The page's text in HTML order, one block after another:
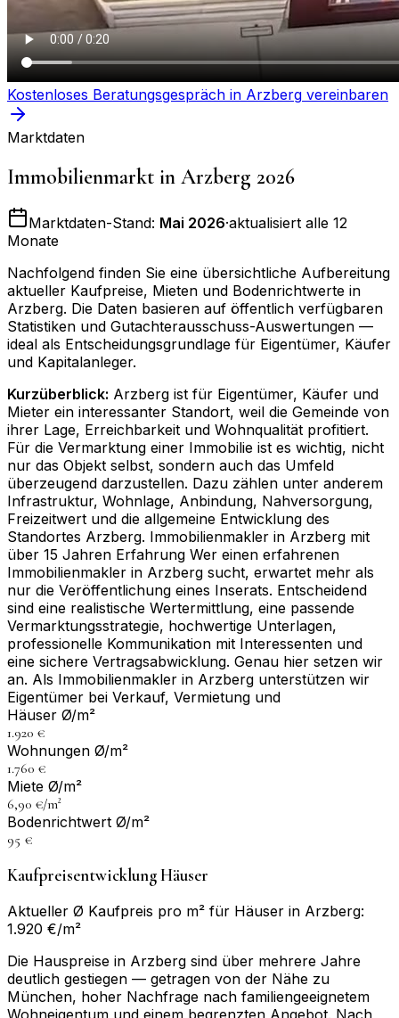
Kostenloses Beratungsgespräch in Arzberg vereinbaren
Marktdaten
Immobilienmarkt in Arzberg 2026
Marktdaten-Stand: Mai 2026·aktualisiert alle 12
Monate
Nachfolgend finden Sie eine übersichtliche Aufbereitung
aktueller Kaufpreise, Mieten und Bodenrichtwerte in
Arzberg. Die Daten basieren auf öffentlich verfügbaren
Statistiken und Gutachterausschuss-Auswertungen —
ideal als Entscheidungsgrundlage für Eigentümer, Käufer
und Kapitalanleger.
Kurzüberblick: Arzberg ist für Eigentümer, Käufer und
Mieter ein interessanter Standort, weil die Gemeinde von
ihrer Lage, Erreichbarkeit und Wohnqualität profitiert.
Für die Vermarktung einer Immobilie ist es wichtig, nicht
nur das Objekt selbst, sondern auch das Umfeld
überzeugend darzustellen. Dazu zählen unter anderem
Infrastruktur, Wohnlage, Anbindung, Nahversorgung,
Freizeitwert und die allgemeine Entwicklung des
Standortes Arzberg. Immobilienmakler in Arzberg mit
über 15 Jahren Erfahrung Wer einen erfahrenen
Immobilienmakler in Arzberg sucht, erwartet mehr als
nur die Veröffentlichung eines Inserats. Entscheidend
sind eine realistische Wertermittlung, eine passende
Vermarktungsstrategie, hochwertige Unterlagen,
professionelle Kommunikation mit Interessenten und
eine sichere Vertragsabwicklung. Genau hier setzen wir
an. Als Immobilienmakler in Arzberg unterstützen wir
Eigentümer bei Verkauf, Vermietung und
Häuser Ø/m²
1.920 €
Wohnungen Ø/m²
1.760 €
Miete Ø/m²
6,90 €/m²
Bodenrichtwert Ø/m²
95 €
Kaufpreisentwicklung Häuser
Aktueller Ø Kaufpreis pro m² für Häuser in Arzberg:
1.920 €/m²
Die Hauspreise in Arzberg sind über mehrere Jahre
deutlich gestiegen — getragen von der Nähe zu
München, hoher Nachfrage nach familiengeeignetem
Wohneigentum und einem begrenzten Angebot. Nach